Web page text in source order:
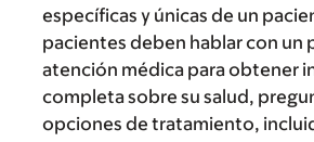
específicas y únicas de un
pacientes deben hablar con un
atención médica para obtener
completa sobre su salud,
opciones de tratamiento,